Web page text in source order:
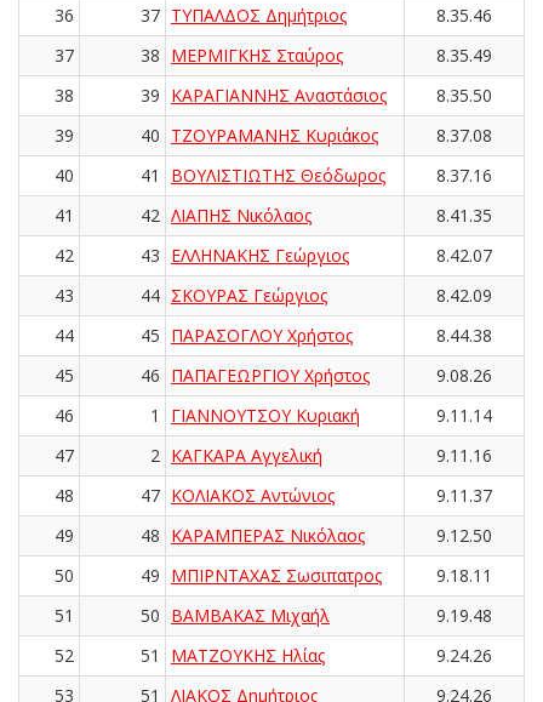
36
37 ΤΥΠΑΛΔΟΣ Δημήτριος
8.35.46
37
38 ΜΕΡΜΙΓΚΗΣ Σταύρος
8.35.49
38
39 ΚΑΡΑΓΙΑΝΝΗΣ Αναστάσιος
8.35.50
39
40 ΤΖΟΥΡΑΜΑΝΗΣ Κυριάκος
8.37.08
40
41 ΒΟΥΛΙΣΤΙΩΤΗΣ Θεόδωρος
8.37.16
41
42 ΛΙΑΠΗΣ Νικόλαος
8.41.35
42
43 ΕΛΛΗΝΑΚΗΣ Γεώργιος
8.42.07
43
44 ΣΚΟΥΡΑΣ Γεώργιος
8.42.09
44
45 ΠΑΡΑΣΟΓΛΟΥ Χρήστος
8.44.38
45
46 ΠΑΠΑΓΕΩΡΓΙΟΥ Χρήστος
9.08.26
46
1 ΓΙΑΝΝΟΥΤΣΟΥ Κυριακή
9.11.14
47
2 ΚΑΓΚΑΡΑ Αγγελική
9.11.16
48
47 ΚΟΛΙΑΚΟΣ Αντώνιος
9.11.37
49
48 ΚΑΡΑΜΠΕΡΑΣ Νικόλαος
9.12.50
50
49 ΜΠΙΡΝΤΑΧΑΣ Σωσιπατρος
9.18.11
51
50 ΒΑΜΒΑΚΑΣ Μιχαήλ
9.19.48
52
51 ΜΑΤΖΟΥΚΗΣ Ηλίας
9.24.26
53
51 ΛΙΑΚΟΣ Δημήτριος 9.24.26